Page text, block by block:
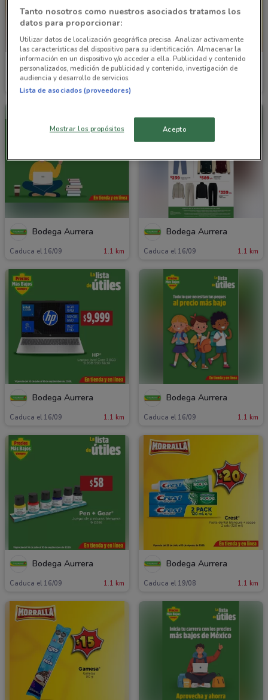
Bodega Aurrera
Caduca el 27/08 1.1 km
Bodega Aurrera
Bodega Aurrera
Caduca el 16/09 1.1 km
Bodega Aurrera
Caduca el 16/09 1.1 km
Bodega Aurrera
Caduca el 16/09 1.1 km
Bodega Aurrera
Caduca el 16/09 1.1 km
Bodega Aurrera
Caduca el 16/09 1.1 km
Bodega Aurrera
Caduca el 19/08 1.1 km
Tanto nosotros como nuestros asociados tratamos los
datos para proporcionar:
Utilizar datos de localización geográfica precisa. Analizar activamente
las características del dispositivo para su identificación. Almacenar la
información en un dispositivo y/o acceder a ella. Publicidad y contenido
personalizados, medición de publicidad y contenido, investigación de
audiencia y desarrollo de servicios.
Lista de asociados (proveedores)
Mostrar los propósitos Acepto